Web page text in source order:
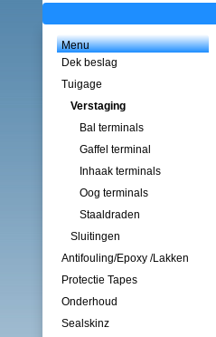
Menu
Dek beslag
Tuigage
Verstaging
Bal terminals
Gaffel terminal
Inhaak terminals
Oog terminals
Staaldraden
Sluitingen
Antifouling/Epoxy /Lakken
Protectie Tapes
Onderhoud
Sealskinz